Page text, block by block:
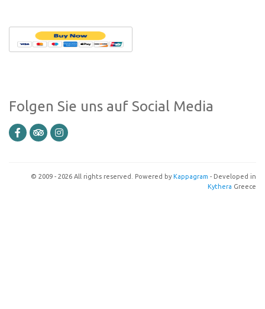
Folgen Sie uns auf Social Media
© 2009 - 2026 All rights reserved. Powered by Kappagram - Developed in
Kythera Greece